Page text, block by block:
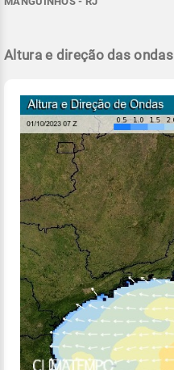
Altura e direção das ondas